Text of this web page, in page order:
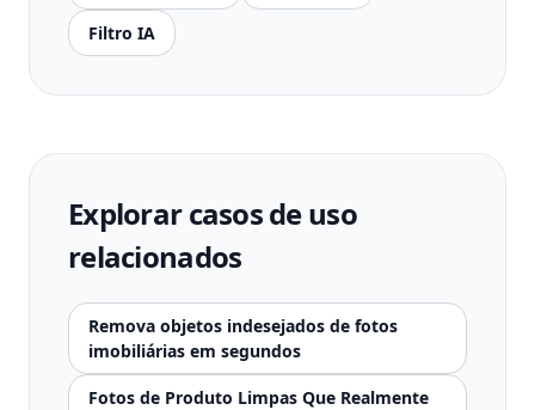
Filtro IA
Explorar casos de uso
relacionados
Remova objetos indesejados de fotos
imobiliárias em segundos
Fotos de Produto Limpas Que Realmente